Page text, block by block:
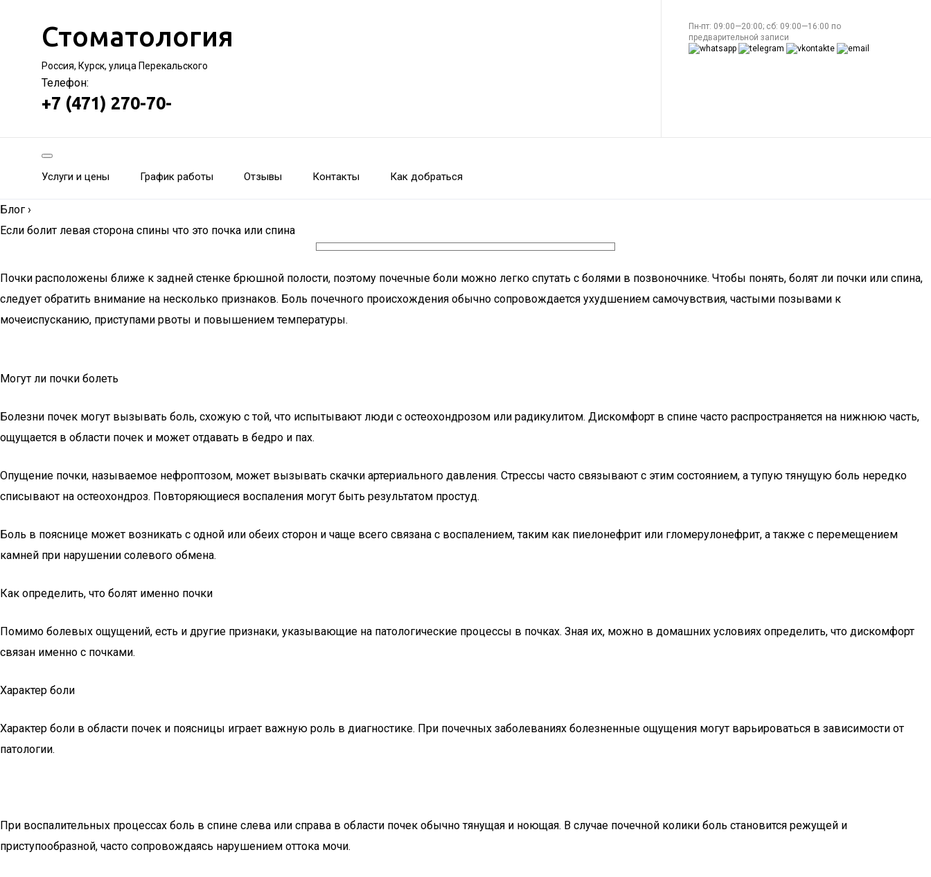
Стоматология
Россия, Курск, улица Перекальского
Телефон:
+7 (471) 270-70-
Пн-пт: 09:00—20:00; сб: 09:00—16:00 по
предварительной записи
Услуги и цены График работы Отзывы Контакты Как добраться
Блог ›
Если болит левая сторона спины что это почка или спина
Почки расположены ближе к задней стенке брюшной полости, поэтому почечные боли можно легко спутать с болями в позвоночнике. Чтобы понять, болят ли почки или спина,
следует обратить внимание на несколько признаков. Боль почечного происхождения обычно сопровождается ухудшением самочувствия, частыми позывами к
мочеиспусканию, приступами рвоты и повышением температуры.
Могут ли почки болеть
Болезни почек могут вызывать боль, схожую с той, что испытывают люди с остеохондрозом или радикулитом. Дискомфорт в спине часто распространяется на нижнюю часть,
ощущается в области почек и может отдавать в бедро и пах.
Опущение почки, называемое нефроптозом, может вызывать скачки артериального давления. Стрессы часто связывают с этим состоянием, а тупую тянущую боль нередко
списывают на остеохондроз. Повторяющиеся воспаления могут быть результатом простуд.
Боль в пояснице может возникать с одной или обеих сторон и чаще всего связана с воспалением, таким как пиелонефрит или гломерулонефрит, а также с перемещением
камней при нарушении солевого обмена.
Как определить, что болят именно почки
Помимо болевых ощущений, есть и другие признаки, указывающие на патологические процессы в почках. Зная их, можно в домашних условиях определить, что дискомфорт
связан именно с почками.
Характер боли
Характер боли в области почек и поясницы играет важную роль в диагностике. При почечных заболеваниях болезненные ощущения могут варьироваться в зависимости от
патологии.
При воспалительных процессах боль в спине слева или справа в области почек обычно тянущая и ноющая. В случае почечной колики боль становится режущей и
приступообразной, часто сопровождаясь нарушением оттока мочи.